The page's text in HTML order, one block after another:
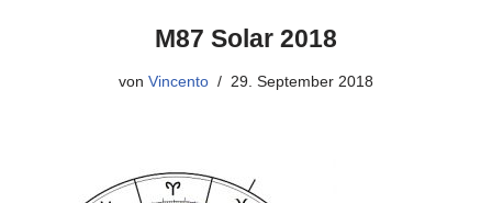
M87 Solar 2018
von Vincento 29. September 2018